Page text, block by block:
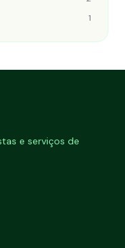
1
e serviços de